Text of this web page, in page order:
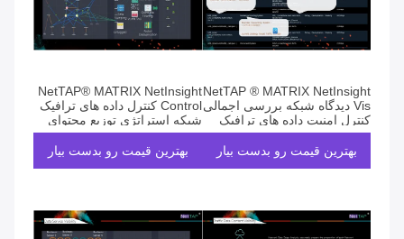
NetTAP ® MATRIX NetInsight
Vis دیدگاه شبکه بررسی اجمالی
کنترل امنیت داده های ترافیک
بهترین قیمت رو بدست بیار
NetTAP® MATRIX NetInsight
Control کنترل داده های ترافیک
شبکه استراتژی توزیع محتوای
ترافیک
بهترین قیمت رو بدست بیار